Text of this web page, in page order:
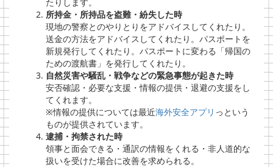
所持金・所持品を盗難・紛失した時
現地の警察とのやりとりをアドバイスしてくれたり。
送金の方法をアドバイスしてくれたり。パスポートを
新規発行してくれたり。パスポートに変わる「帰国の
ための渡航書」を発行してくれたり。
自然災害や騒乱・戦争などの緊急事態が起きた時
安否確認・必要な支援・情報の提供・退避の支援をし
てくれます。
※情報の提供については最近海外安全アプリ っという
ものが提供されています。
逮捕・拘禁された時
領事と面会できる・通訳の情報をくれる・非人道的な
扱いを受けた場合に改善を求められる。